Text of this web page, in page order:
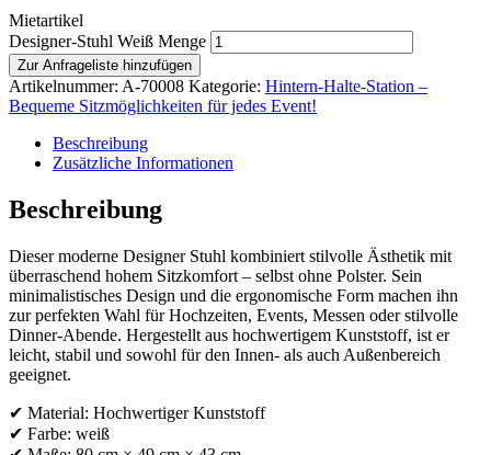
Mietartikel
Designer-Stuhl Weiß Menge
Zur Anfrageliste hinzufügen
Artikelnummer: A-70008 Kategorie: Hintern-Halte-Station –
Bequeme Sitzmöglichkeiten für jedes Event!
Beschreibung
Zusätzliche Informationen
Beschreibung
Dieser moderne Designer Stuhl kombiniert stilvolle Ästhetik mit
überraschend hohem Sitzkomfort – selbst ohne Polster. Sein
minimalistisches Design und die ergonomische Form machen ihn
zur perfekten Wahl für Hochzeiten, Events, Messen oder stilvolle
Dinner-Abende. Hergestellt aus hochwertigem Kunststoff, ist er
leicht, stabil und sowohl für den Innen- als auch Außenbereich
geeignet.
✔ Material: Hochwertiger Kunststoff
✔ Farbe: weiß